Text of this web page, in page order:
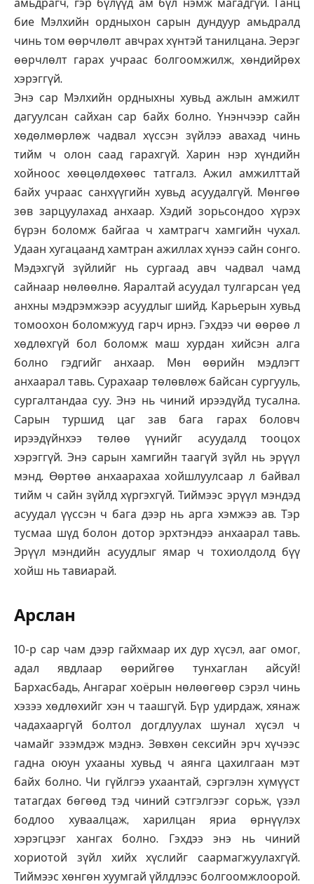
амьдрагч, гэр бүлүүд ам бүл нэмж магадгүй. Ганц
бие Мэлхийн ордныхон сарын дундуур амьдралд
чинь том өөрчлөлт авчрах хүнтэй танилцана. Эерэг
өөрчлөлт гарах учраас болгоомжилж, хөндийрөх
хэрэггүй.
Энэ сар Мэлхийн ордныхны хувьд ажлын амжилт
дагуулсан сайхан сар байх болно. Үнэнчээр сайн
хөдөлмөрлөж чадвал хүссэн зүйлээ авахад чинь
тийм ч олон саад гарахгүй. Харин нэр хүндийн
хойноос хөөцөлдөхөөс татгалз. Ажил амжилттай
байх учраас санхүүгийн хувьд асуудалгүй. Мөнгөө
зөв зарцуулахад анхаар. Хэдий зорьсондоо хүрэх
бүрэн боломж байгаа ч хамтрагч хамгийн чухал.
Удаан хугацаанд хамтран ажиллах хүнээ сайн сонго.
Мэдэхгүй зүйлийг нь сургаад авч чадвал чамд
сайнаар нөлөөлнө. Яаралтай асуудал тулгарсан үед
анхны мэдрэмжээр асуудлыг шийд. Карьерын хувьд
томоохон боломжууд гарч ирнэ. Гэхдээ чи өөрөө л
хөдлөхгүй бол боломж маш хурдан хийсэн алга
болно гэдгийг анхаар. Мөн өөрийн мэдлэгт
анхаарал тавь. Сурахаар төлөвлөж байсан сургууль,
сургалтандаа суу. Энэ нь чиний ирээдүйд тусална.
Сарын туршид цаг зав бага гарах боловч
ирээдүйнхээ төлөө үүнийг асуудалд тооцох
хэрэггүй. Энэ сарын хамгийн таагүй зүйл нь эрүүл
мэнд. Өөртөө анхаарахаа хойшлуулсаар л байвал
тийм ч сайн зүйлд хүргэхгүй. Тиймээс эрүүл мэндэд
асуудал үүссэн ч бага дээр нь арга хэмжээ ав. Тэр
тусмаа шүд болон дотор эрхтэндээ анхаарал тавь.
Эрүүл мэндийн асуудлыг ямар ч тохиолдолд бүү
хойш нь тавиарай.
Арслан
10-р сар чам дээр гайхмаар их дур хүсэл, ааг омог,
адал явдлаар өөрийгөө тунхаглан айсуй!
Бархасбадь, Ангараг хоёрын нөлөөгөөр сэрэл чинь
хэзээ хөдлөхийг хэн ч таашгүй. Бүр удирдаж, хянаж
чадахааргүй болтол догдлуулах шунал хүсэл ч
чамайг эзэмдэж мэднэ. Зөвхөн сексийн эрч хүчээс
гадна оюун ухааны хувьд ч аянга цахилгаан мэт
байх болно. Чи гүйлгээ ухаантай, сэргэлэн хүмүүст
татагдах бөгөөд тэд чиний сэтгэлгээг сорьж, үзэл
бодлоо хуваалцаж, харилцан яриа өрнүүлэх
хэрэгцээг хангах болно. Гэхдээ энэ нь чиний
хориотой зүйл хийх хүслийг саармагжуулахгүй.
Тиймээс хөнгөн хуумгай үйлдлээс болгоомжлоорой.